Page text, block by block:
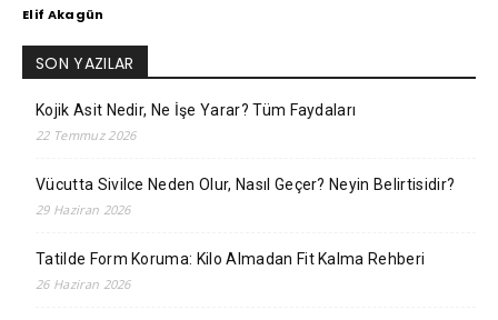
Elif Akagün
SON YAZILAR
Kojik Asit Nedir, Ne İşe Yarar? Tüm Faydaları
22 Temmuz 2026
Vücutta Sivilce Neden Olur, Nasıl Geçer? Neyin Belirtisidir?
29 Haziran 2026
Tatilde Form Koruma: Kilo Almadan Fit Kalma Rehberi
26 Haziran 2026